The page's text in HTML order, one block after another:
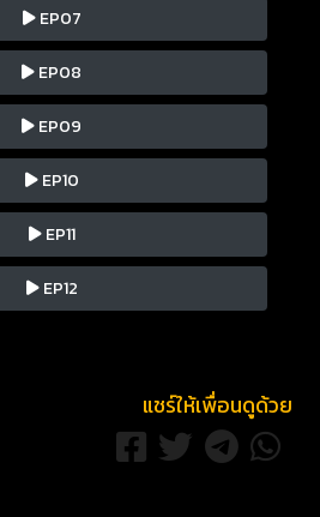
EP07
EP08
EP09
EP10
EP11
EP12
แชร์ให้เพื่อนดูด้วย